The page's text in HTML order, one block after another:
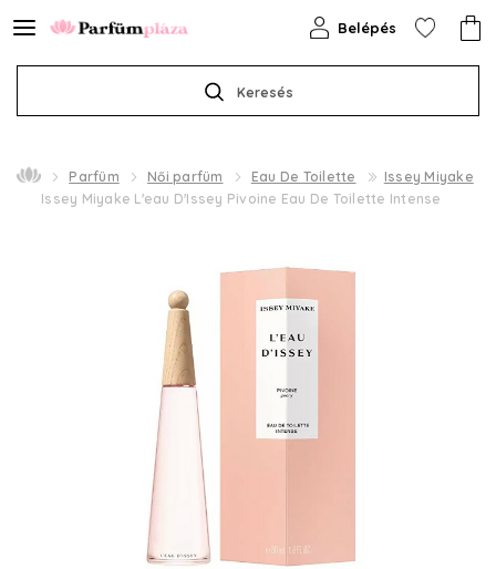
Keresés
Belépés
Parfüm Női parfüm Eau De Toilette
Issey Miyake
Issey Miyake L'eau D'Issey Pivoine Eau De Toilette Intense